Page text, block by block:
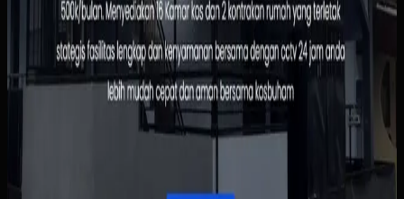
Baca studi kasus lengkap